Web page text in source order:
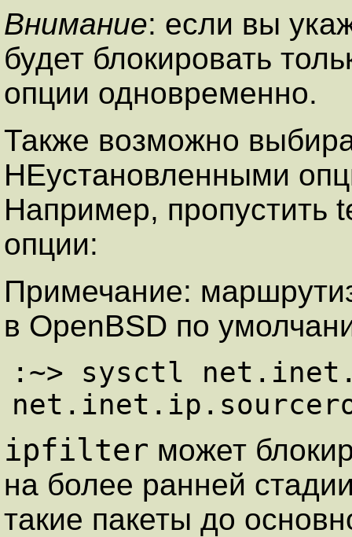
Внимание: если вы
будет блокиpовать
опции одновременно.
Также возможно
HЕустановленными
Hапpимеp, пpопустить
опции:
Примечание:
в OpenBSD по
:~> sysctl
ipfilter может
на более ранней
такие пакеты до